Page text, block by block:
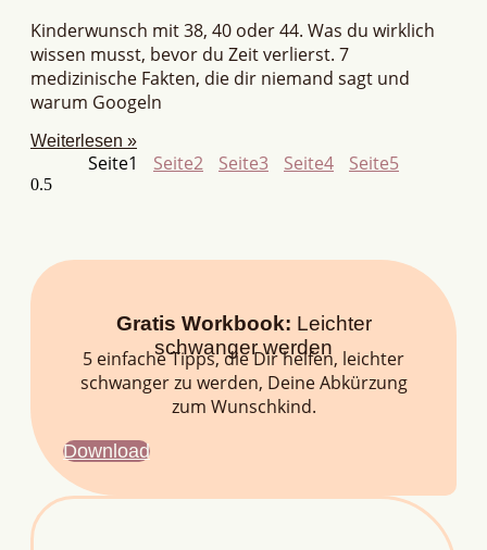
Kinderwunsch mit 38, 40 oder 44. Was du wirklich
wissen musst, bevor du Zeit verlierst. 7
medizinische Fakten, die dir niemand sagt und
warum Googeln
Weiterlesen »
Seite1 Seite2 Seite3 Seite4 Seite5
Gratis Workbook: Leichter
schwanger werden
5 einfache Tipps, die Dir helfen, leichter
schwanger zu werden, Deine Abkürzung
zum Wunschkind.
Download